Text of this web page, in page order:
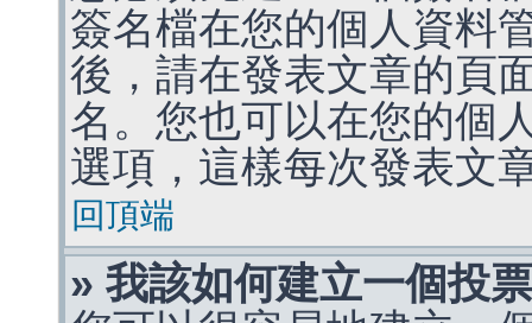
簽名檔在您的個人資料
後，請在發表文章的頁
名。您也可以在您的個
選項，這樣每次發表文
回頂端
» 我該如何建立一個投